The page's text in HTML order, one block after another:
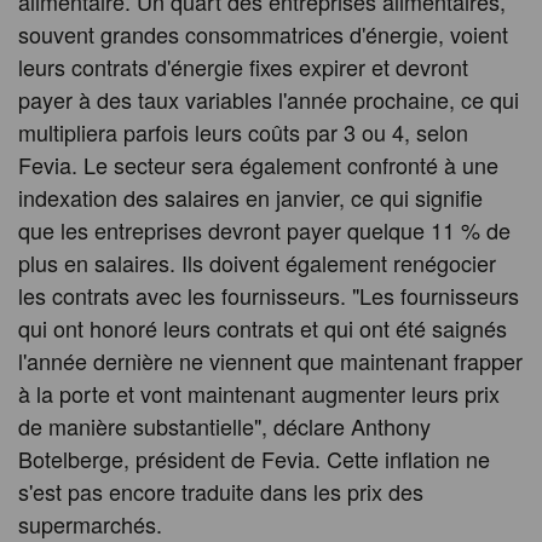
souvent grandes consommatrices d'énergie, voient
leurs contrats d'énergie fixes expirer et devront
payer à des taux variables l'année prochaine, ce qui
multipliera parfois leurs coûts par 3 ou 4, selon
Fevia. Le secteur sera également confronté à une
indexation des salaires en janvier, ce qui signifie
que les entreprises devront payer quelque 11 % de
plus en salaires. Ils doivent également renégocier
les contrats avec les fournisseurs. "Les fournisseurs
qui ont honoré leurs contrats et qui ont été saignés
l'année dernière ne viennent que maintenant frapper
à la porte et vont maintenant augmenter leurs prix
de manière substantielle", déclare Anthony
Botelberge, président de Fevia. Cette inflation ne
s'est pas encore traduite dans les prix des
supermarchés.